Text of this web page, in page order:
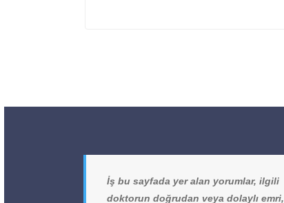
İş bu sayfada yer alan yorumlar, ilgili
doktorun doğrudan veya dolaylı emri,